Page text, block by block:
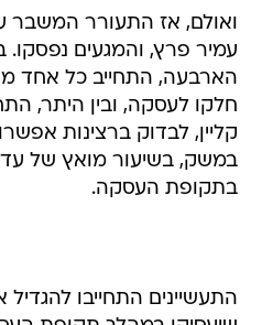
ואולם, אז התעורר המשבר
עמיר פרץ, והמגעים
הארבעה, התחייב כל אחד
חלקו לעסקה, ובין היתר,
קליין, לבדוק ברצינות
בתקופת העסקה.
התעשיינים התחייבו